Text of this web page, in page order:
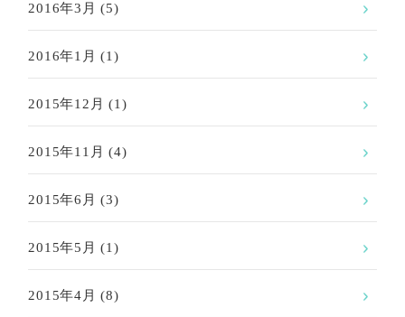
2016年3月 (5)
2016年1月 (1)
2015年12月 (1)
2015年11月 (4)
2015年6月 (3)
2015年5月 (1)
2015年4月 (8)